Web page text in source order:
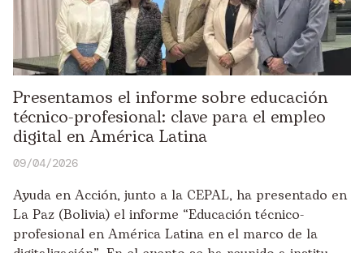
Presentamos el informe sobre educación
técnico-profesional: clave para el empleo
digital en América Latina
09/04/2026
Ayuda en Acción, junto a la CEPAL, ha presentado en
La Paz (Bolivia) el informe “Educación técnico-
profesional en América Latina en el marco de la